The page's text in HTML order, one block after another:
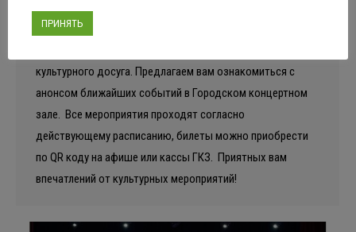
Оставить комментарий
культурного досуга. Предлагаем вам ознакомиться с
анонсом ближайших событий в Городском концертном
зале. ⁣ Все мероприятия проходят согласно
действующему расписанию, билеты можно приобрести
по QR коду на афише или кассы ГКЗ. ⁣ Приятных вам
впечатлений от культурных мероприятий! ⁣
ПРИНЯТЬ